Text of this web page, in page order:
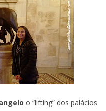
o “lifting” dos palácios